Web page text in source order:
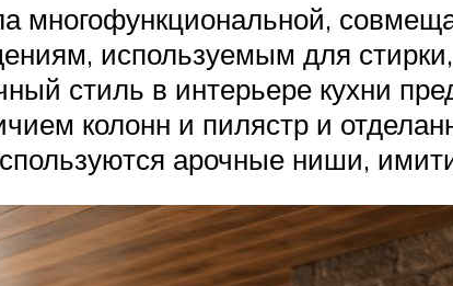
многофункциональной,
используемым для
стиль в интерьере кухни
колонн и пилястр и
арочные ниши,